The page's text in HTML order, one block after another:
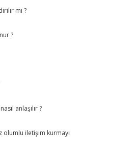
mı ?
?
anlaşılır ?
olumlu iletişim kurmayı